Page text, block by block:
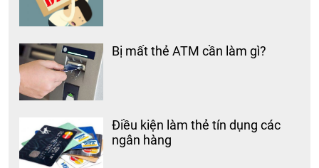
Bị mất thẻ ATM cần làm gì?
Điều kiện làm thẻ tín dụng các
ngân hàng